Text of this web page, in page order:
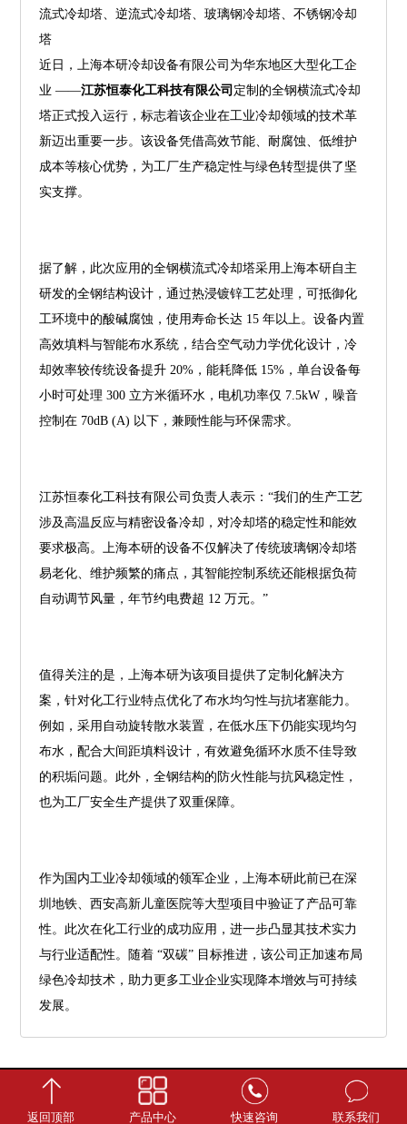
流式冷却塔、逆流式冷却塔、玻璃钢冷却塔、不锈钢冷却
塔
近日，上海本研冷却设备有限公司为华东地区大型化工企
业 ——江苏恒泰化工科技有限公司 定制的全钢横流式冷却
塔正式投入运行，标志着该企业在工业冷却领域的技术革
新迈出重要一步。该设备凭借高效节能、耐腐蚀、低维护
成本等核心优势，为工厂生产稳定性与绿色转型提供了坚
实支撑。
据了解，此次应用的全钢横流式冷却塔采用上海本研自主
研发的全钢结构设计，通过热浸镀锌工艺处理，可抵御化
工环境中的酸碱腐蚀，使用寿命长达 15 年以上。设备内置
高效填料与智能布水系统，结合空气动力学优化设计，冷
却效率较传统设备提升 20%，能耗降低 15%，单台设备每
小时可处理 300 立方米循环水，电机功率仅 7.5kW，噪音
控制在 70dB (A) 以下，兼顾性能与环保需求。
江苏恒泰化工科技有限公司负责人表示：“我们的生产工艺
涉及高温反应与精密设备冷却，对冷却塔的稳定性和能效
要求极高。上海本研的设备不仅解决了传统玻璃钢冷却塔
易老化、维护频繁的痛点，其智能控制系统还能根据负荷
自动调节风量，年节约电费超 12 万元。”
值得关注的是，上海本研为该项目提供了定制化解决方
案，针对化工行业特点优化了布水均匀性与抗堵塞能力。
例如，采用自动旋转散水装置，在低水压下仍能实现均匀
布水，配合大间距填料设计，有效避免循环水质不佳导致
的积垢问题。此外，全钢结构的防火性能与抗风稳定性，
也为工厂安全生产提供了双重保障。
作为国内工业冷却领域的领军企业，上海本研此前已在深
圳地铁、西安高新儿童医院等大型项目中验证了产品可靠
性。此次在化工行业的成功应用，进一步凸显其技术实力
与行业适配性。随着 “双碳” 目标推进，该公司正加速布局
绿色冷却技术，助力更多工业企业实现降本增效与可持续
发展。
返回顶部 产品中心 快速咨询 联系我们